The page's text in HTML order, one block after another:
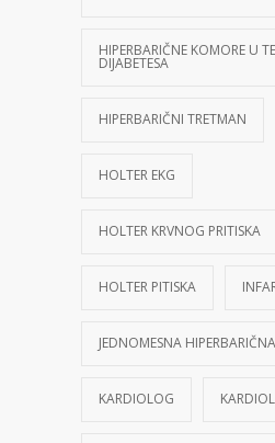
HIPERBARIČNE KOMORE U
DIJABETESA
HIPERBARIČNI TRETMAN
HOLTER EKG
HOLTER KRVNOG PRITISKA
HOLTER PITISKA
JEDNOMESNA
KARDIOLOG